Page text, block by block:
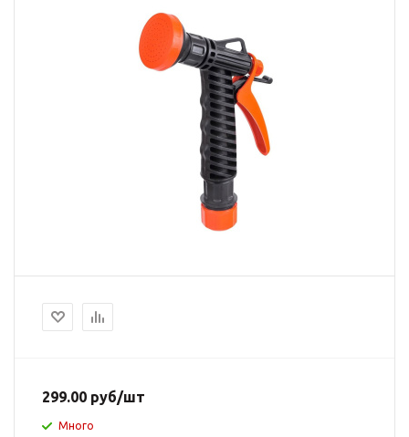
299.00 руб/шт
Много